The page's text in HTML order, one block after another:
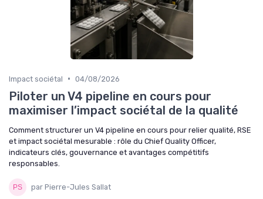
Impact sociétal • 04/08/2026
Piloter un V4 pipeline en cours pour
maximiser l’impact sociétal de la qualité
Comment structurer un V4 pipeline en cours pour relier qualité, RSE
et impact sociétal mesurable : rôle du Chief Quality Officer,
indicateurs clés, gouvernance et avantages compétitifs
responsables.
par Pierre-Jules Sallat